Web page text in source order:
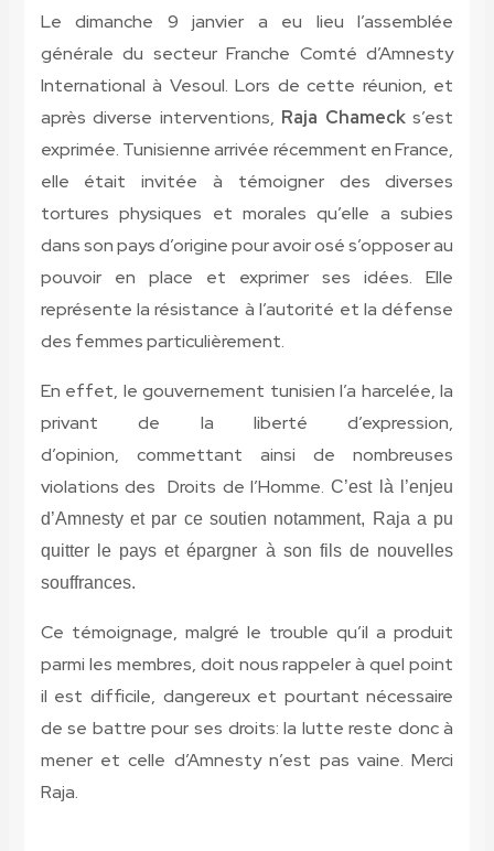
Le dimanche 9 janvier a eu lieu l’assemblée
générale du secteur Franche Comté d’Amnesty
International à Vesoul. Lors de cette réunion, et
après diverse interventions, Raja Chamecks’est
exprimée. Tunisienne arrivée récemment en France,
elle était invitée à témoigner des diverses
tortures physiques et morales qu’elle a subies
dans son pays d’origine pour avoir osé s’opposer au
pouvoir en place et exprimer ses idées. Elle
représente la résistance à l’autorité et la défense
des femmes particulièrement.
En effet, le gouvernement tunisien l’a harcelée, la
privant de la liberté d’expression,
d’opinion, commettant ainsi de nombreuses
violations des Droits de l’Homme. C’est là l’enjeu
d’Amnesty et par ce soutien notamment, Raja a pu
quitter le pays et épargner à son fils de nouvelles
souffrances.
Ce témoignage, malgré le trouble qu’il a produit
parmi les membres, doit nous rappeler à quel point
il est difficile, dangereux et pourtant nécessaire
de se battre pour ses droits: la lutte reste donc à
mener et celle d’Amnesty n’est pas vaine. Merci
Raja.